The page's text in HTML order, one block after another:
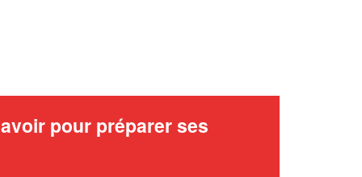
pour préparer ses